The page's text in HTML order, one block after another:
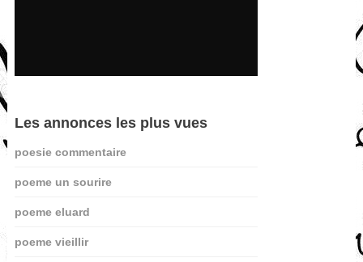
Les annonces les plus vues
poesie commentaire
poeme un sourire
poeme eluard
poeme vieillir